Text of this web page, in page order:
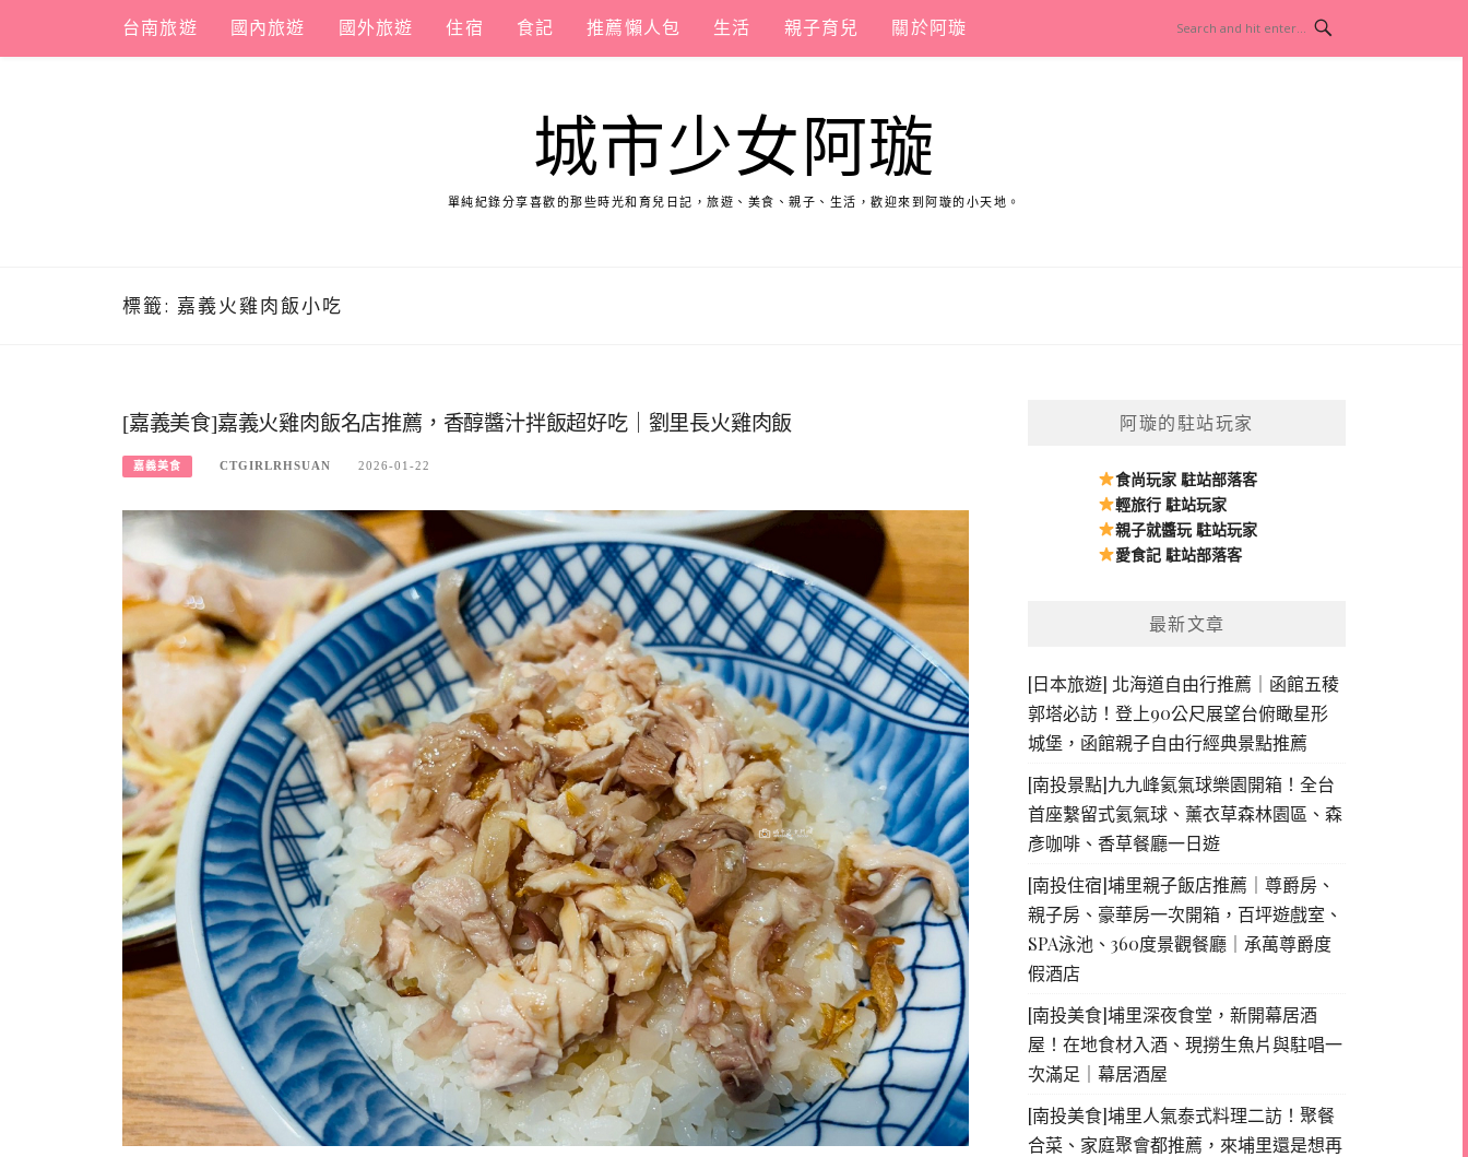
content
台南旅遊 國內旅遊 國外旅遊 住宿 食記 推薦懶人包 生活 親子育兒 關於阿璇
城市少女阿璇
單純紀錄分享喜歡的那些時光和育兒日記，旅遊、美食、親子、生活，歡迎來到阿璇的小天地。
標籤: 嘉義火雞肉飯小吃
[嘉義美食]嘉義火雞肉飯名店推薦，香醇醬汁拌飯超好吃｜劉里長火雞肉飯
嘉義美食 CTGIRLRHSUAN 2026-01-22
阿璇的駐站玩家
食尚玩家 駐站部落客
輕旅行 駐站玩家
親子就醬玩 駐站玩家
愛食記 駐站部落客
最新文章
[日本旅遊] 北海道自由行推薦｜函館五稜
郭塔必訪！登上90公尺展望台俯瞰星形
城堡，函館親子自由行經典景點推薦
[南投景點]九九峰氦氣球樂園開箱！全台
首座繫留式氦氣球、薰衣草森林園區、森
彥咖啡、香草餐廳一日遊
[南投住宿]埔里親子飯店推薦｜尊爵房、
親子房、豪華房一次開箱，百坪遊戲室、
SPA泳池、360度景觀餐廳｜承萬尊爵度
假酒店
[南投美食]埔里深夜食堂，新開幕居酒
屋！在地食材入酒、現撈生魚片與駐唱一
次滿足｜幕居酒屋
[南投美食]埔里人氣泰式料理二訪！聚餐
合菜、家庭聚會都推薦，來埔里還是想再